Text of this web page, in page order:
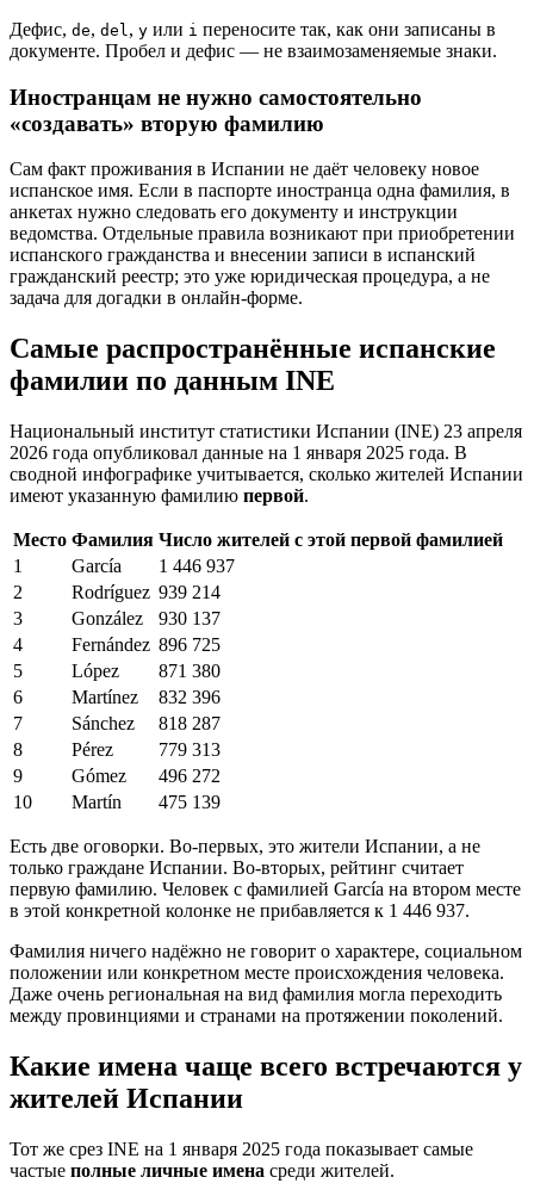
Дефис, de, del , y или i переносите так, как они записаны в
документе. Пробел и дефис — не взаимозаменяемые знаки.
Иностранцам не нужно самостоятельно
«создавать» вторую фамилию
Сам факт проживания в Испании не даёт человеку новое
испанское имя. Если в паспорте иностранца одна фамилия, в
анкетах нужно следовать его документу и инструкции
ведомства. Отдельные правила возникают при приобретении
испанского гражданства и внесении записи в испанский
гражданский реестр; это уже юридическая процедура, а не
задача для догадки в онлайн-форме.
Самые распространённые испанские
фамилии по данным INE
Национальный институт статистики Испании (INE) 23 апреля
2026 года опубликовал данные на 1 января 2025 года. В
сводной инфографике учитывается, сколько жителей Испании
имеют указанную фамилию первой.
Место Фамилия Число жителей с этой первой фамилией
1
García
1 446 937
2
Rodríguez 939 214
3
González
930 137
4
Fernández 896 725
5
López
871 380
6
Martínez
832 396
7
Sánchez
818 287
8
Pérez
779 313
9
Gómez
496 272
10
Martín 475 139
Есть две оговорки. Во-первых, это жители Испании, а не
только граждане Испании. Во-вторых, рейтинг считает
первую фамилию. Человек с фамилией García на втором месте
в этой конкретной колонке не прибавляется к 1 446 937.
Фамилия ничего надёжно не говорит о характере, социальном
положении или конкретном месте происхождения человека.
Даже очень региональная на вид фамилия могла переходить
между провинциями и странами на протяжении поколений.
Какие имена чаще всего встречаются у
жителей Испании
Тот же срез INE на 1 января 2025 года показывает самые
частые полные личные имена среди жителей.